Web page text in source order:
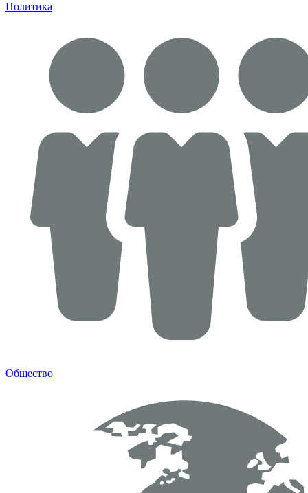
Политика
Общество